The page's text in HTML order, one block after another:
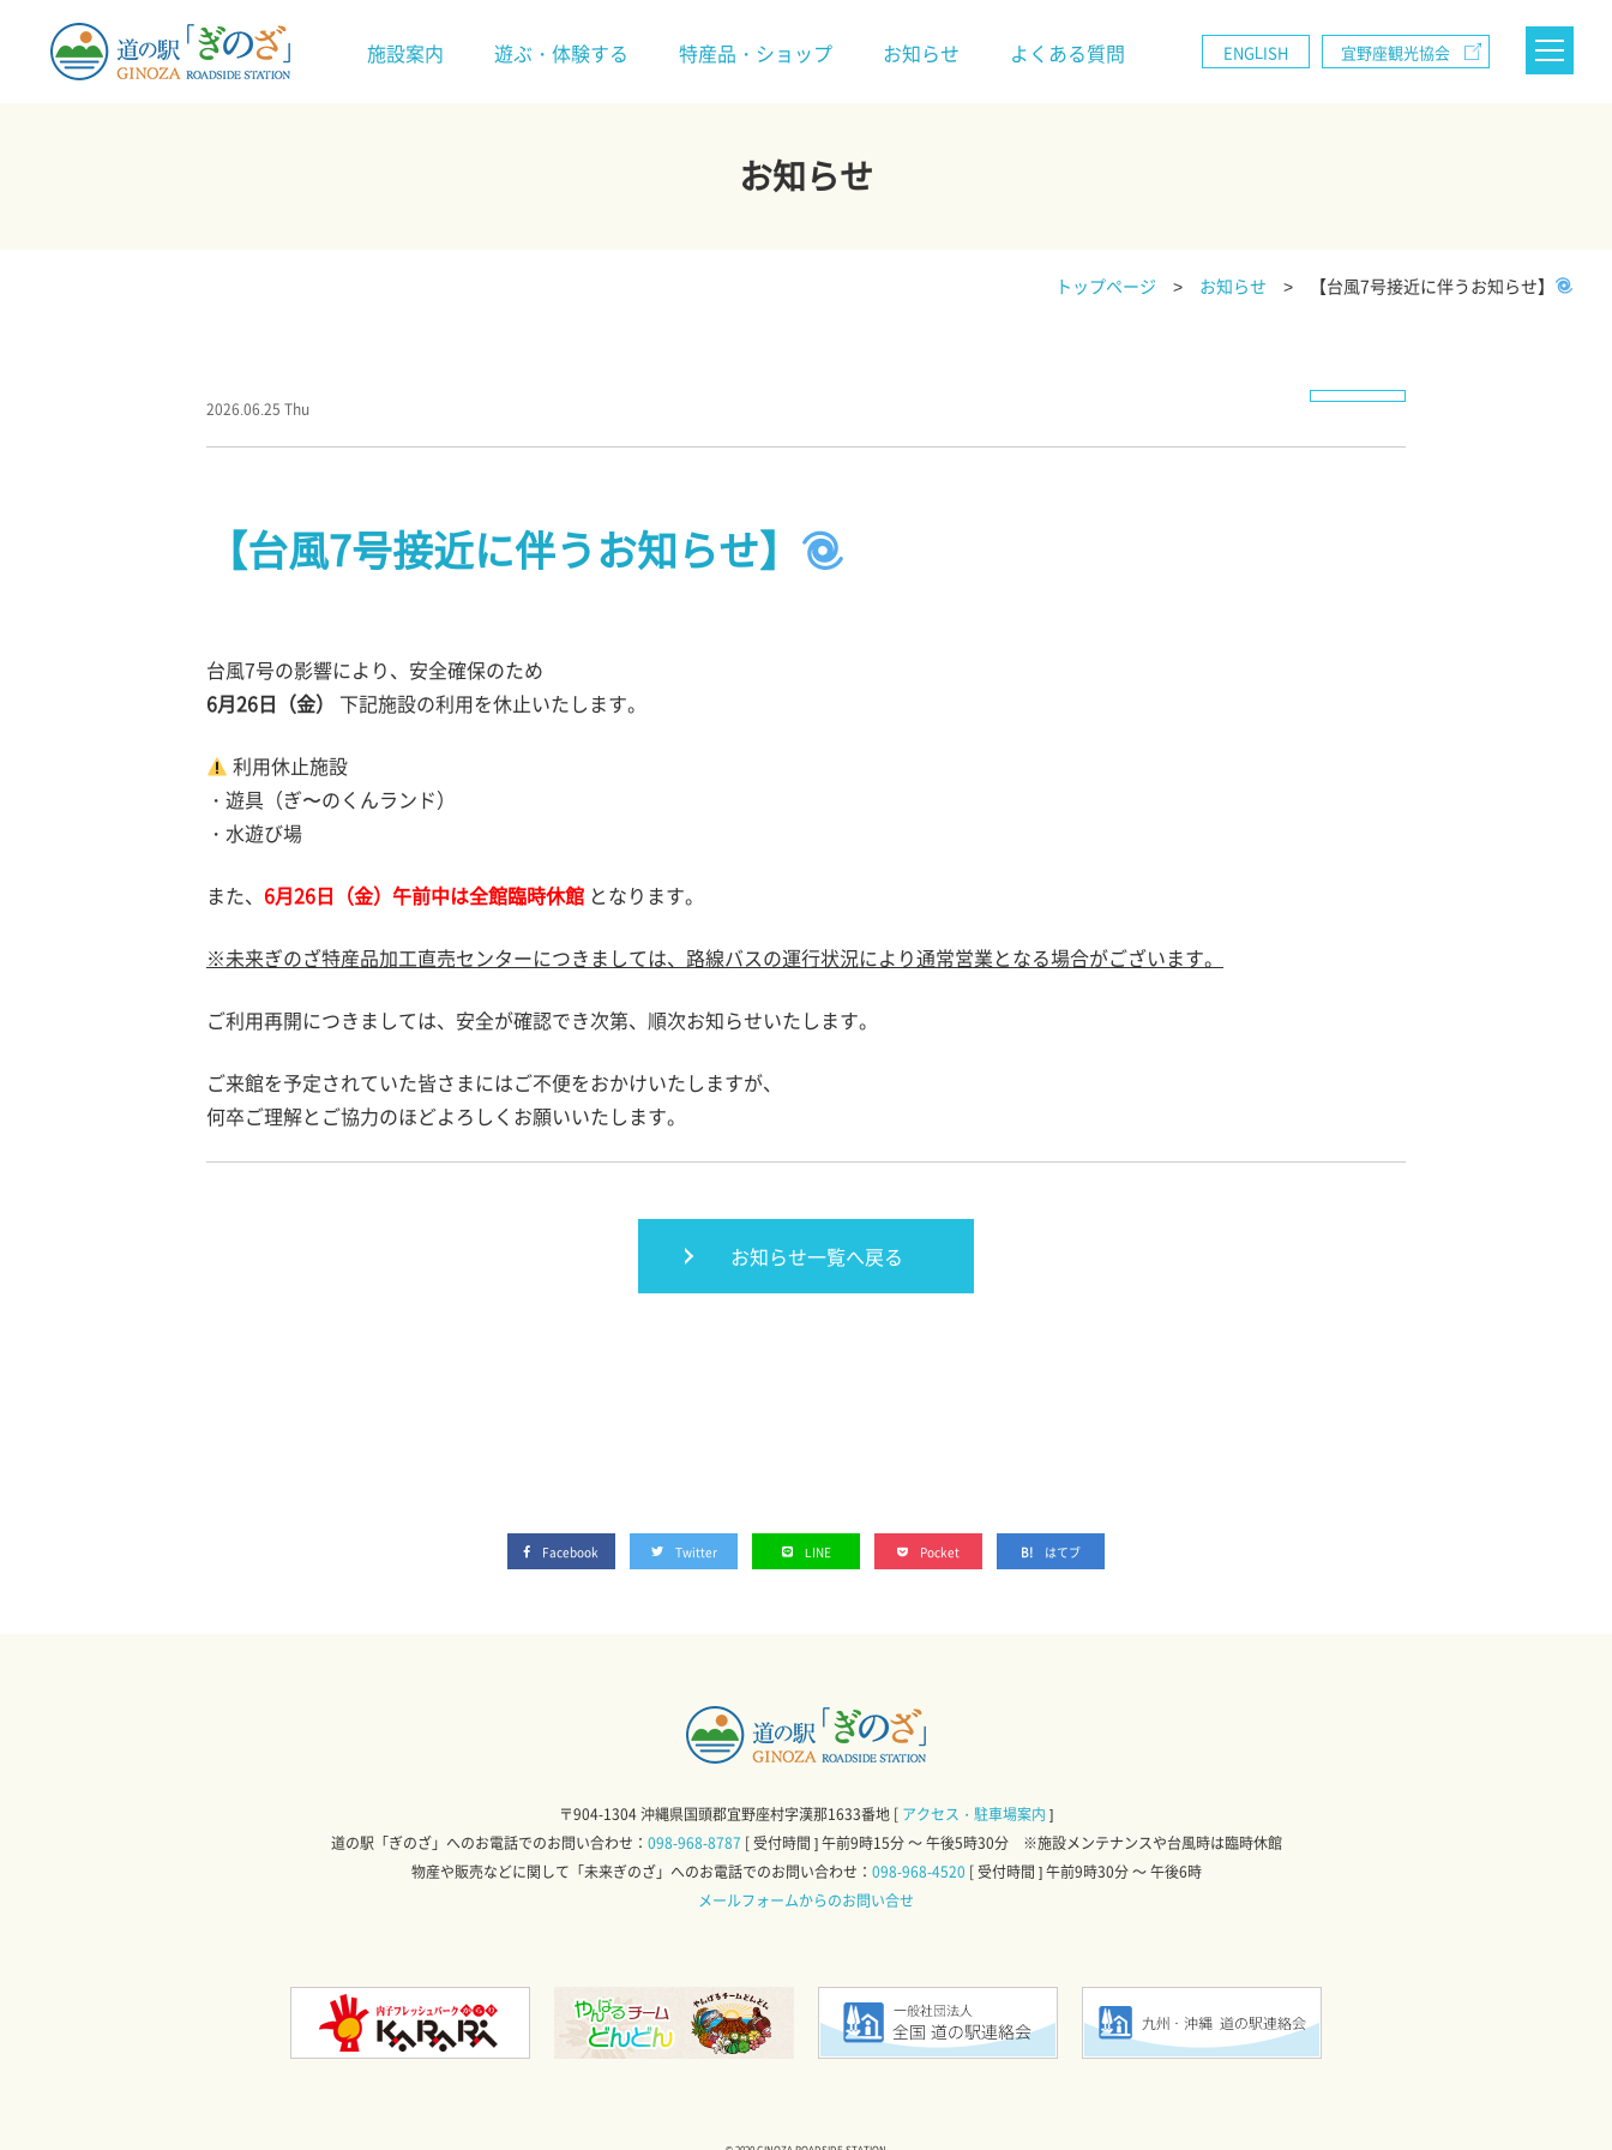
施設案内 遊ぶ・体験する 特産品・ショップ お知らせ よくある質問 ENGLISH 宜野座観光協会
お知らせ
トップページ お知らせ 【台風7号接近に伴うお知らせ】
2026.06.25 Thu
【台風7号接近に伴うお知らせ】
台風7号の影響により、安全確保のため
6月26日（金）
下記施設の利用を休止いたします。
利用休止施設
・遊具（ぎ〜のくんランド）
・水遊び場
また、 6月26日（金）午前中は全館臨時休館 となります。
※未来ぎのざ特産品加工直売センターにつきましては、路線バスの運行状況により通常営業となる場合がございます。
ご利用再開につきましては、安全が確認でき次第、順次お知らせいたします。
ご来館を予定されていた皆さまにはご不便をおかけいたしますが、
何卒ご理解とご協力のほどよろしくお願いいたします。
お知らせ一覧へ戻る
Facebook Twitter LINE Pocket はてブ
〒904-1304 沖縄県国頭郡宜野座村字漢那1633番地 [ アクセス・駐車場案内 ]
道の駅「ぎのざ」へのお電話でのお問い合わせ： 098-968-8787 [ 受付時間 ] 午前9時15分 ～ 午後5時30分 ※施設メンテナンスや台風時は臨時休館
物産や販売などに関して「未来ぎのざ」へのお電話でのお問い合わせ： 098-968-4520 [ 受付時間 ] 午前9時30分 ～ 午後6時
メールフォームからのお問い合せ